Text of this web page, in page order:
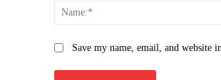
Save my name, email, and website